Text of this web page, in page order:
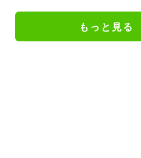
もっと見る